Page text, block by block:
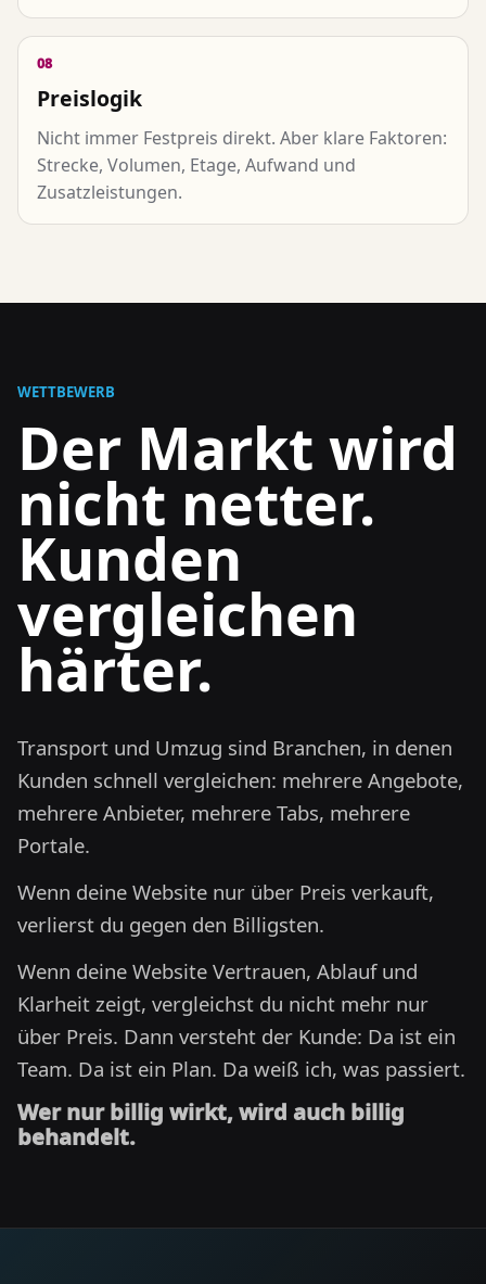
08
Preislogik
Nicht immer Festpreis direkt. Aber klare Faktoren:
Strecke, Volumen, Etage, Aufwand und
Zusatzleistungen.
WETTBEWERB
Der Markt wird
nicht netter.
Kunden
vergleichen
härter.
Transport und Umzug sind Branchen, in denen
Kunden schnell vergleichen: mehrere Angebote,
mehrere Anbieter, mehrere Tabs, mehrere
Portale.
Wenn deine Website nur über Preis verkauft,
verlierst du gegen den Billigsten.
Wenn deine Website Vertrauen, Ablauf und
Klarheit zeigt, vergleichst du nicht mehr nur
über Preis. Dann versteht der Kunde: Da ist ein
Team. Da ist ein Plan. Da weiß ich, was passiert.
Wer nur billig wirkt, wird auch billig
behandelt.